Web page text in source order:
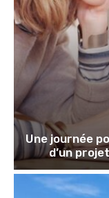
Une journée
d’un